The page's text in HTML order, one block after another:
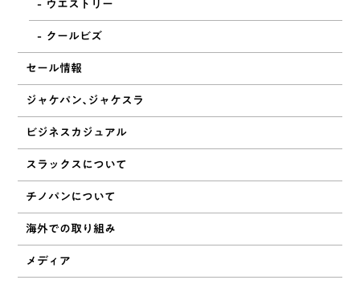
ウエストリー
クールビズ
セール情報
ジャケパン、ジャケスラ
ビジネスカジュアル
スラックスについて
チノパンについて
海外での取り組み
メディア